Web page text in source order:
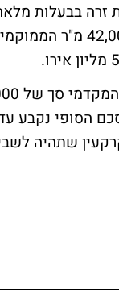
זרה בבעלות
מקדמי לרכישת
שתהיה